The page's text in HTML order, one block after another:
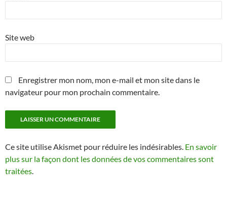
Site web
Enregistrer mon nom, mon e-mail et mon site dans le
navigateur pour mon prochain commentaire.
Ce site utilise Akismet pour réduire les indésirables. En savoir
plus sur la façon dont les données de vos commentaires sont
traitées.